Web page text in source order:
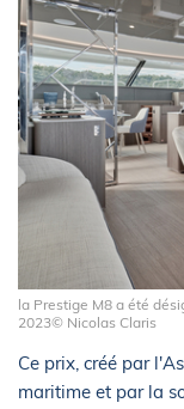
la Prestige M8 a été
2023© Nicolas Claris
Ce prix, créé par
maritime et par la